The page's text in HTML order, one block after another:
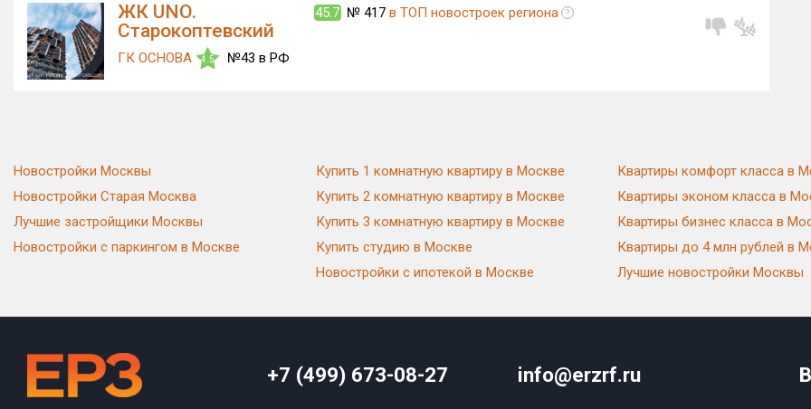
ЖК UNO.
Старокоптевский
45.7 № 417 в ТОП новостроек региона ?
ГК ОСНОВА 4.5 №43 в РФ
ЖК Эмоушн в ТОП новостроек региона
ГК ОСНОВА
г. Москва, пр-д 2-й Силикатный
Квартиры от 12.8 млн₽
от 391 179 ₽/м²
(МейнСтрит)
ГК ОСНОВА №43 в РФ
Новостройки Москвы
Новостройки Старая Москва
Лучшие застройщики Москвы
Новостройки с паркингом в Москве
Купить 1 комнатную квартиру в Москве
Купить 2 комнатную квартиру в Москве
Купить 3 комнатную квартиру в Москве
Купить студию в Москве
Новостройки с ипотекой в Москве
Квартиры комфорт класса в
Квартиры эконом класса в
Квартиры бизнес класса в
Квартиры до 4 млн рублей в
Лучшие новостройки Москвы
+7 (499) 673-08-27 info@erzrf.ru